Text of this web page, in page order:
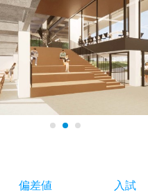
偏差値 入試